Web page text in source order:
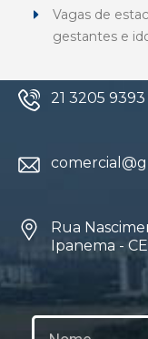
Vagas de
gestantes e
21 3205 9393
Rua
Ipanema -